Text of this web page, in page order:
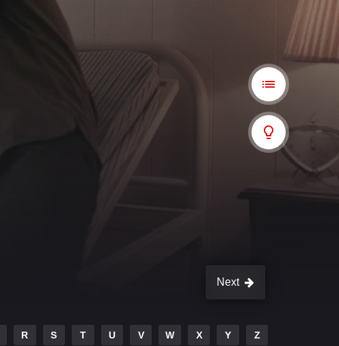
Next
R S T U V W X Y Z